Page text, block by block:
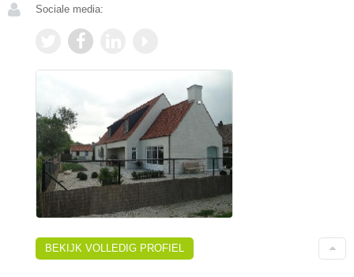
Sociale media:
BEKIJK VOLLEDIG PROFIEL